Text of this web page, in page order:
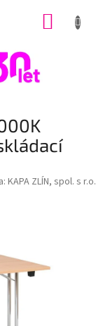
KAPA ZLÍN, spol. s r.o.